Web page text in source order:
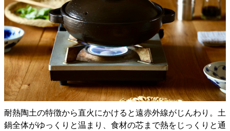
耐熱陶土の特徴から直火にかけると遠赤外線がじんわり。土
鍋全体がゆっくりと温まり、食材の芯まで熱をじっくりと通